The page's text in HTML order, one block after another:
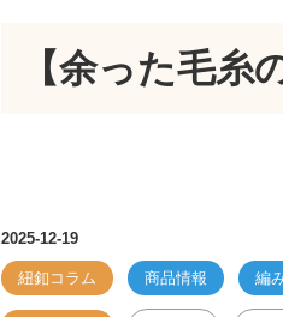
【余った毛糸
2025-12-19
紐釦コラム 商品情報 編